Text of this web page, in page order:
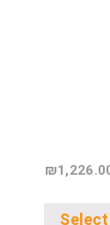
₪